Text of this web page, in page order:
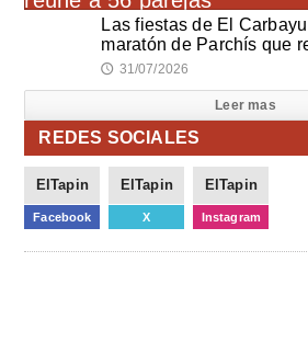
Las fiestas de El
maratón de Parchís que
🕔 31/07/2026
Leer mas
REDES SOCIALES
ElTapin
Facebook
ElTapin
X
ElTapin
Instagram